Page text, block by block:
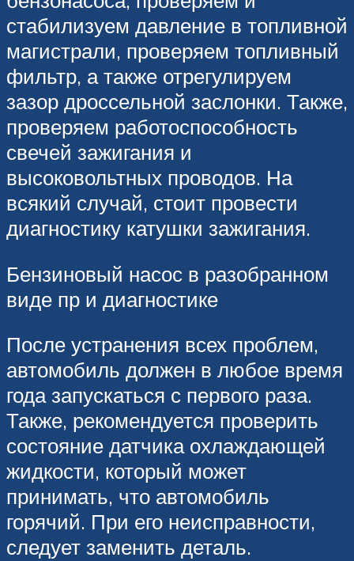
стабилизуем давление в топливной
магистрали, проверяем топливный
фильтр, а также отрегулируем
зазор дроссельной заслонки. Также,
проверяем работоспособность
свечей зажигания и
высоковольтных проводов. На
всякий случай, стоит провести
диагностику катушки зажигания.
Бензиновый насос в разобранном
виде пр и диагностике
После устранения всех проблем,
автомобиль должен в любое время
года запускаться с первого раза.
Также, рекомендуется проверить
состояние датчика охлаждающей
жидкости, который может
принимать, что автомобиль
горячий. При его неисправности,
следует заменить деталь.